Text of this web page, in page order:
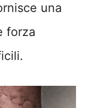
una
forza